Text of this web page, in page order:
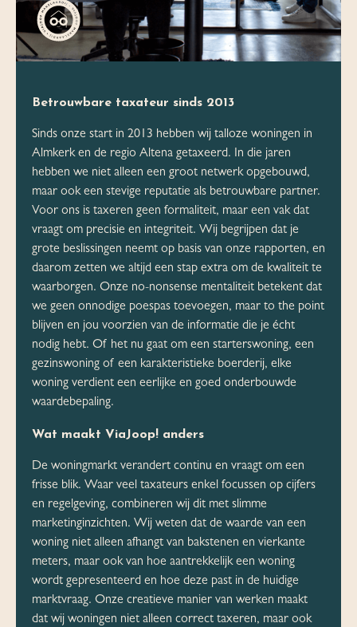
Betrouwbare taxateur sinds 2013
Sinds onze start in 2013 hebben wij talloze woningen in
Almkerk en de regio Altena getaxeerd. In die jaren
hebben we niet alleen een groot netwerk opgebouwd,
maar ook een stevige reputatie als betrouwbare partner.
Voor ons is taxeren geen formaliteit, maar een vak dat
vraagt om precisie en integriteit. Wij begrijpen dat je
grote beslissingen neemt op basis van onze rapporten, en
daarom zetten we altijd een stap extra om de kwaliteit te
waarborgen. Onze no-nonsense mentaliteit betekent dat
we geen onnodige poespas toevoegen, maar to the point
blijven en jou voorzien van de informatie die je écht
nodig hebt. Of het nu gaat om een starterswoning, een
gezinswoning of een karakteristieke boerderij, elke
woning verdient een eerlijke en goed onderbouwde
waardebepaling.
Wat maakt ViaJoop! anders
De woningmarkt verandert continu en vraagt om een
frisse blik. Waar veel taxateurs enkel focussen op cijfers
en regelgeving, combineren wij dit met slimme
marketinginzichten. Wij weten dat de waarde van een
woning niet alleen afhangt van bakstenen en vierkante
meters, maar ook van hoe aantrekkelijk een woning
wordt gepresenteerd en hoe deze past in de huidige
marktvraag. Onze creatieve manier van werken maakt
dat wij woningen niet alleen correct taxeren, maar ook